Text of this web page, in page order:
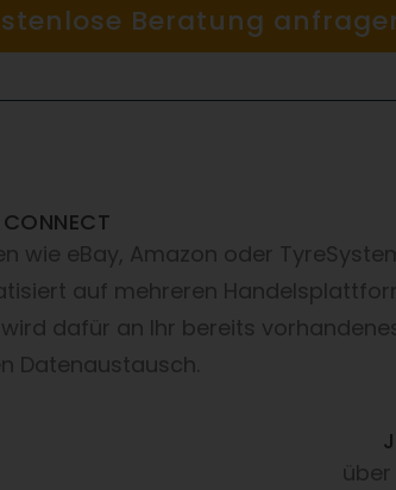
Beratung
wie eBay, Amazon oder
auf mehreren
dafür an Ihr bereits
Datenaustausch.
über